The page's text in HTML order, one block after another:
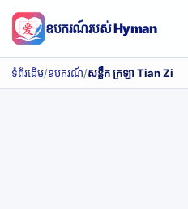
ឧបករណ៍របស់ Hyman
ទំព័រដើម/ឧបករណ៍/សន្លឹក ក្រឡា Tian Zi